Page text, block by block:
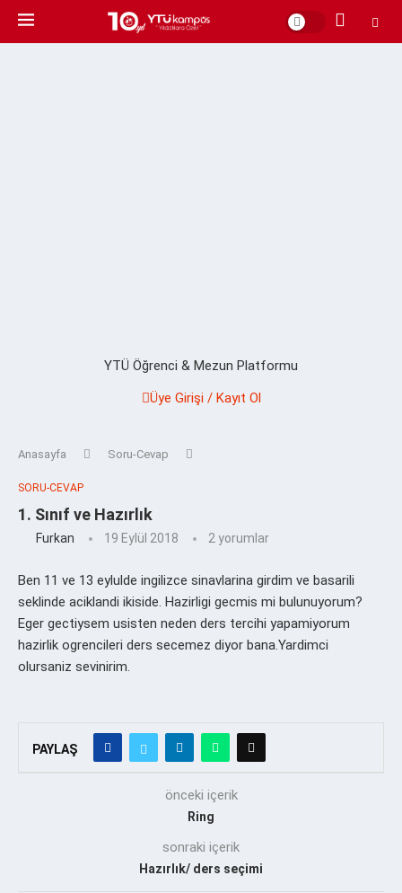
YTÜ Öğrenci & Mezun Platformu
Üye Girişi / Kayıt Ol
Anasayfa Soru-Cevap
SORU-CEVAP
1. Sınıf ve Hazırlık
Furkan 19 Eylül 2018 2 yorumlar
Ben 11 ve 13 eylulde ingilizce sinavlarina girdim ve basarili
seklinde aciklandi ikiside. Hazirligi gecmis mi bulunuyorum?
Eger gectiysem usisten neden ders tercihi yapamiyorum
hazirlik ogrencileri ders secemez diyor bana.Yardimci
olursaniz sevinirim.
PAYLAŞ
önceki içerik
Ring
sonraki içerik
Hazırlık/ ders seçimi